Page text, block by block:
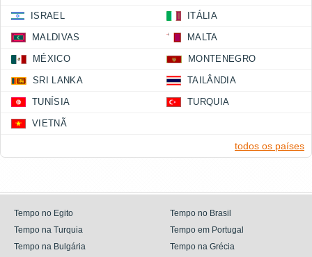
ISRAEL ITÁLIA
MALDIVAS MALTA
MÉXICO MONTENEGRO
SRI LANKA TAILÂNDIA
TUNÍSIA TURQUIA
VIETNÃ
todos os países
Tempo no Egito
Tempo no Brasil
Tempo na Turquia
Tempo em Portugal
Tempo na Bulgária
Tempo na Grécia